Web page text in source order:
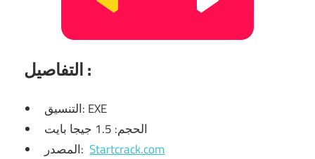
التفاصيل:
التنسيق: EXE
الحجم: 1.5 جيجا بايت
المصدر:Startcrack.com